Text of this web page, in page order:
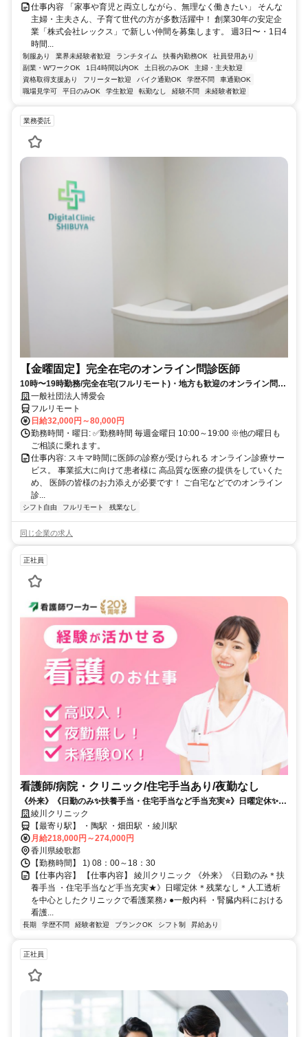
仕事内容 「家事や育児と両立しながら、無理なく働きたい」 そんな
主婦・主夫さん、子育て世代の方が多数活躍中！ 創業30年の安定企
業「株式会社レックス」で新しい仲間を募集します。 週3日〜・1日4
時間...
制服あり 業界未経験者歓迎 ランチタイム 扶養内勤務OK
社員登用あり
副業・WワークOK
1日4時間以内OK 土日祝のみOK
主婦・主夫歓迎
資格取得支援あり
フリーター歓迎 バイク通勤OK 学歴不問
車通勤OK
職場見学可
平日のみOK 学生歓迎 転勤なし 経験不問 未経験者歓迎
業務委託
【金曜固定】完全在宅のオンライン問診医師
10時〜19時勤務/完全在宅(フルリモート)・地方も歓迎のオンライン問診
業務一般社団法人博愛会
フルリモート
日給32,000円～80,000円
勤務時間・曜日: ✅勤務時間 毎週金曜日 10:00～19:00 ※他の曜日も
ご相談に乗れます。
仕事内容: スキマ時間に医師の診察が受けられる オンライン診療サー
ビス。 事業拡大に向けて患者様に 高品質な医療の提供をしていくた
め、 医師の皆様のお力添えが必要です！ ご自宅などでのオンライン
診...
シフト自由 フルリモート 残業なし
同じ企業の求人
正社員
看護師/病院・クリニック/住宅手当あり/夜勤なし
《外来》《日勤のみ✨扶養手当・住宅手当など手当充実⭐》日曜定休✨残
業なし✨人工透析を中心としたクリニックで看護業務✨
綾川クリニック
【最寄り駅】 ・陶駅 ・畑田駅 ・綾川駅
月給218,000円～274,000円
香川県綾歌郡
【勤務時間】 1) 08：00～18：30
【仕事内容】 【仕事内容】 綾川クリニック 《外来》《日勤のみ＊扶
養手当 ・住宅手当など手当充実★》日曜定休＊残業なし＊人工透析
を中心としたクリニックで看護業務♪ ●一般内科 ・腎臓内科における
看護...
長期 学歴不問 経験者歓迎 ブランクOK シフト制 昇給あり
正社員